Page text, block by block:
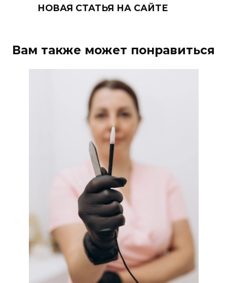
НОВАЯ СТАТЬЯ НА САЙТЕ
Вам также может понравиться